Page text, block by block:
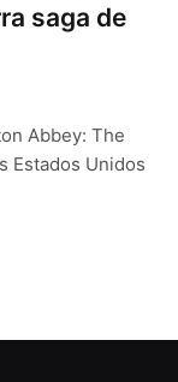
saga de
Abbey: The
Estados Unidos